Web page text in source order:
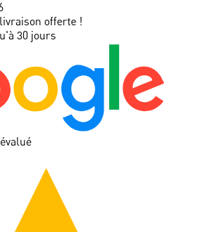
offerte !
30 jours